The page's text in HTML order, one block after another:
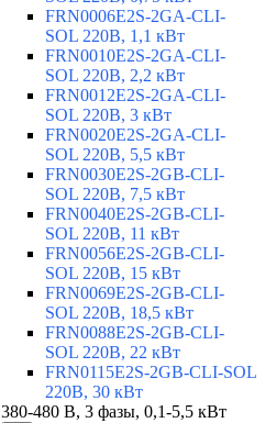
FRN0006E2S-2GA-CLI-
SOL 220В, 1,1 кВт
FRN0010E2S-2GA-CLI-
SOL 220В, 2,2 кВт
FRN0012E2S-2GA-CLI-
SOL 220В, 3 кВт
FRN0020E2S-2GA-CLI-
SOL 220В, 5,5 кВт
FRN0030E2S-2GB-CLI-
SOL 220В, 7,5 кВт
FRN0040E2S-2GB-CLI-
SOL 220В, 11 кВт
FRN0056E2S-2GB-CLI-
SOL 220В, 15 кВт
FRN0069E2S-2GB-CLI-
SOL 220В, 18,5 кВт
FRN0088E2S-2GB-CLI-
SOL 220В, 22 кВт
FRN0115E2S-2GB-CLI-SOL
220В, 30 кВт
380-480 В, 3 фазы, 0,1-5,5 кВт